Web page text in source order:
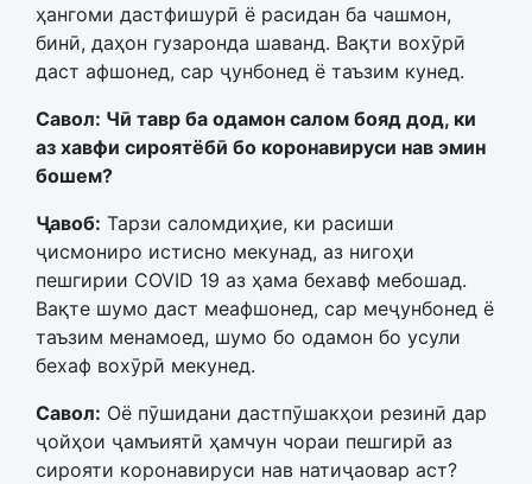
ҳангоми дастфишурӣ ё расидан ба чашмон,
бинӣ, даҳон гузаронда шаванд. Вақти вохӯрӣ
даст афшонед, сар ҷунбонед ё таъзим кунед.
Савол: Чӣ тавр ба одамон салом бояд дод, ки
аз хавфи сироятёбӣ бо коронавируси нав эмин
бошем?
Ҷавоб: Тарзи саломдиҳие, ки расиши
ҷисмониро истисно мекунад, аз нигоҳи
пешгирии COVID 19 аз ҳама бехавф мебошад.
Вақте шумо даст меафшонед, сар меҷунбонед ё
таъзим менамоед, шумо бо одамон бо усули
бехаф вохӯрӣ мекунед.
Савол: Оё пӯшидани дастпӯшакҳои резинӣ дар
ҷойҳои ҷамъиятӣ ҳамчун чораи пешгирӣ аз
сирояти коронавируси нав натиҷаовар аст?